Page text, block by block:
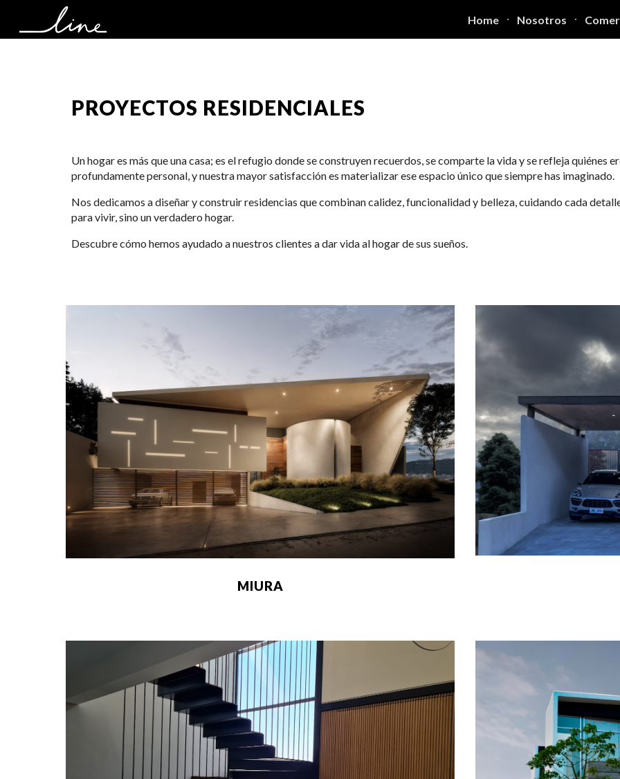
Skip to
Home Nosotros
PROYECTOS RESIDENCIALES
Un hogar es más que una casa; es el refugio donde se construyen recuerdos, se comparte la vida y se refleja quiénes
profundamente personal, y nuestra mayor satisfacción es materializar ese espacio único que siempre has imaginado.
Nos dedicamos a diseñar y construir residencias que combinan calidez, funcionalidad y belleza, cuidando cada
para vivir, sino un verdadero hogar.
Descubre cómo hemos ayudado a nuestros clientes a dar vida al hogar de sus sueños.
MIURA